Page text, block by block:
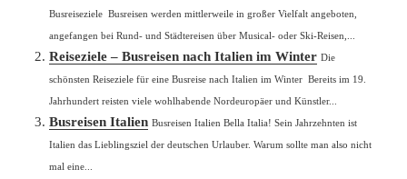
Busreiseziele Busreisen werden mittlerweile in großer Vielfalt angeboten,
angefangen bei Rund- und Städtereisen über Musical- oder Ski-Reisen,...
Reiseziele – Busreisen nach Italien im Winter Die
schönsten Reiseziele für eine Busreise nach Italien im Winter Bereits im 19.
Jahrhundert reisten viele wohlhabende Nordeuropäer und Künstler...
Busreisen Italien Busreisen Italien Bella Italia! Sein Jahrzehnten ist
Italien das Lieblingsziel der deutschen Urlauber. Warum sollte man also nicht
mal eine...